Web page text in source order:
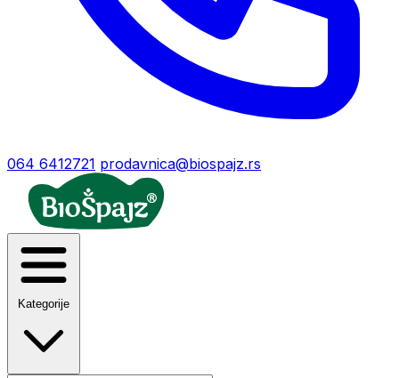
064 6412721 prodavnica@biospajz.rs
Kategorije